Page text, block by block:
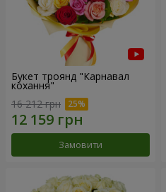
Букет троянд "Карнавал
кохання"
16 212 грн
Замовити